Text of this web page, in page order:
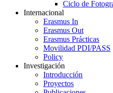
Ciclo de
Internacional
Erasmus In
Erasmus Out
Erasmus Prácticas
Movilidad PDI/PASS
Policy
Investigación
Introducción
Proyectos